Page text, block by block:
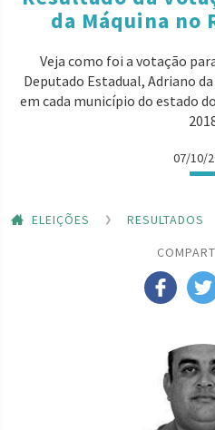
da Máquina no
Veja como foi a votação
Deputado Estadual, Adriano
em cada município do estado
07/10/
ELEIÇÕES RESULTADOS